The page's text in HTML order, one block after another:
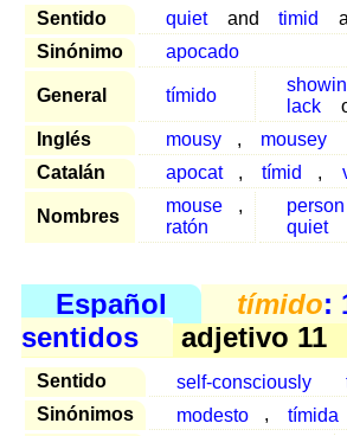
Sentido quiet and timid
Sinónimo
apocado
General tímido
lack
Inglés
mousy ,
mousey
Catalán
apocat , tímid ,
Nombres
mouse
,
ratón
person
quiet
Español tímido:
sentidos
adjetivo 11
Sentido self-consciously
Sinónimos
modesto , tímida